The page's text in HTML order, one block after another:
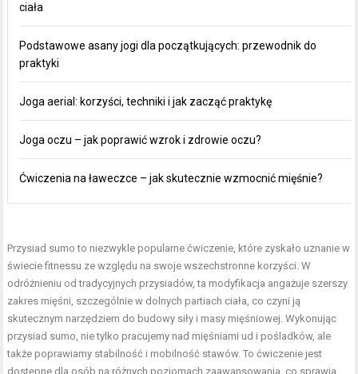
ciała
Podstawowe asany jogi dla początkujących: przewodnik do
praktyki
Joga aerial: korzyści, techniki i jak zacząć praktykę
Joga oczu – jak poprawić wzrok i zdrowie oczu?
Ćwiczenia na ławeczce – jak skutecznie wzmocnić mięśnie?
Przysiad sumo to niezwykle popularne ćwiczenie, które zyskało uznanie w
świecie fitnessu ze względu na swoje wszechstronne korzyści. W
odróżnieniu od tradycyjnych przysiadów, ta modyfikacja angażuje szerszy
zakres mięśni, szczególnie w dolnych partiach ciała, co czyni ją
skutecznym narzędziem do budowy siły i masy mięśniowej. Wykonując
przysiad sumo, nie tylko pracujemy nad mięśniami ud i pośladków, ale
także poprawiamy stabilność i mobilność stawów. To ćwiczenie jest
dostępne dla osób na różnych poziomach zaawansowania, co sprawia,